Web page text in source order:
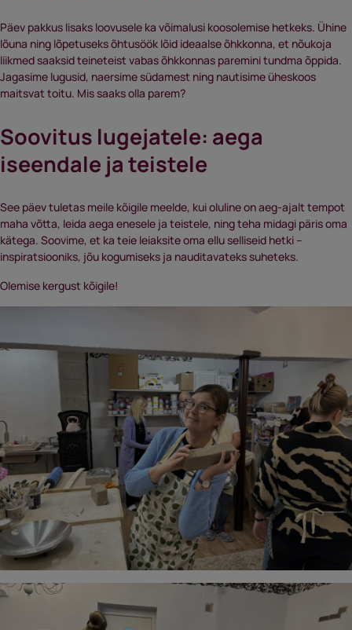
Päev pakkus lisaks loovusele ka võimalusi koosolemise hetkeks. Ühine
lõuna ning lõpetuseks õhtusöök lõid ideaalse õhkkonna, et nõukoja
liikmed saaksid teineteist vabas õhkkonnas paremini tundma õppida.
Jagasime lugusid, naersime südamest ning nautisime üheskoos
maitsvat toitu. Mis saaks olla parem?
Soovitus lugejatele: aega
iseendale ja teistele
See päev tuletas meile kõigile meelde, kui oluline on aeg-ajalt tempot
maha võtta, leida aega enesele ja teistele, ning teha midagi päris oma
kätega. Soovime, et ka teie leiaksite oma ellu selliseid hetki –
inspiratsiooniks, jõu kogumiseks ja nauditavateks suheteks.
Olemise kergust kõigile!